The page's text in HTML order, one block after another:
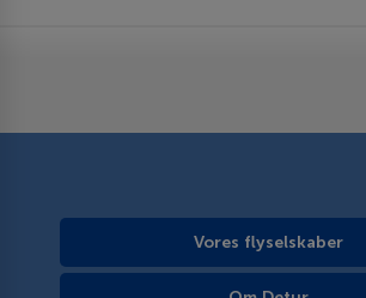
Vores flyselskaber